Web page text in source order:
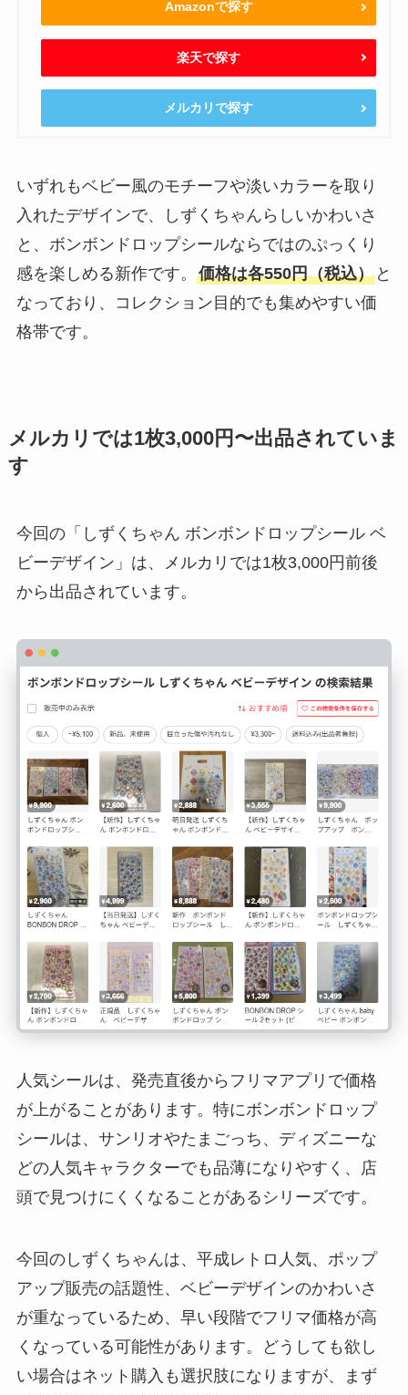
Amazonで探す
楽天で探す
メルカリで探す
いずれもベビー風のモチーフや淡いカラーを取り
入れたデザインで、しずくちゃんらしいかわいさ
と、ボンボンドロップシールならではのぷっくり
感を楽しめる新作です。 価格は各550円（税込）と
なっており、コレクション目的でも集めやすい価
格帯です。
メルカリでは1枚3,000円〜出品されていま
す
今回の「しずくちゃん ボンボンドロップシール ベ
ビーデザイン」は、メルカリでは1枚3,000円前後
から出品されています。
人気シールは、発売直後からフリマアプリで価格
が上がることがあります。特にボンボンドロップ
シールは、サンリオやたまごっち、ディズニーな
どの人気キャラクターでも品薄になりやすく、店
頭で見つけにくくなることがあるシリーズです。
今回のしずくちゃんは、平成レトロ人気、ポップ
アップ販売の話題性、ベビーデザインのかわいさ
が重なっているため、早い段階でフリマ価格が高
くなっている可能性があります。どうしても欲し
い場合はネット購入も選択肢になりますが、まず